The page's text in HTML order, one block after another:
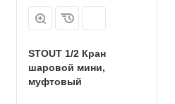
STOUT 1/2 Кран
шаровой мини,
муфтовый